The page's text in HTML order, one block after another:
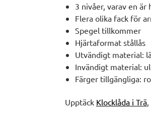
3 nivåer, varav en är
Flera olika fack för
Spegel tillkommer
Hjärtaformat stållås
Utvändigt material:
Invändigt material:
Färger tillgängliga:
Upptäck Klocklåda i Trä,